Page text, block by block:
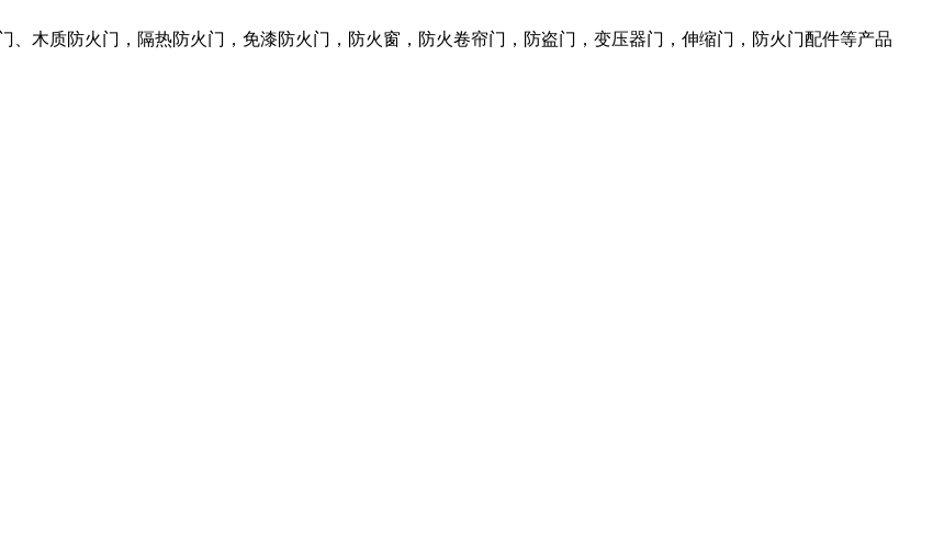
、木质防火门，隔热防火门，免漆防火门，防火窗，防火卷帘门，防盗门，变压器门，伸缩门，防火门配件等产品